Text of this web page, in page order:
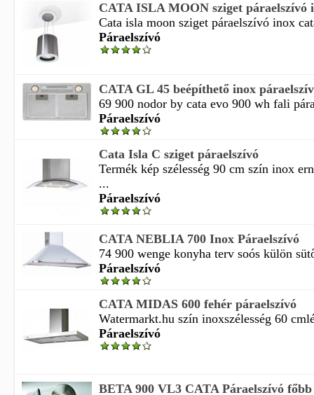
CATA ISLA MOON sziget páraelszívó
Cata isla moon sziget páraelszívó inox
Páraelszívó
CATA GL 45 beépíthető inox
69 900 nodor by cata evo 900 wh fali
Páraelszívó
Cata Isla C sziget páraelszívó
Termék kép szélesség 90 cm szín inox
...
Páraelszívó
CATA NEBLIA 700 Inox Páraelszívó
74 900 wenge konyha terv soós külön
Páraelszívó
CATA MIDAS 600 fehér páraelszívó
Watermarkt.hu szín inoxszélesség 60
Páraelszívó
BETA 900 VL3 CATA Páraelszívó